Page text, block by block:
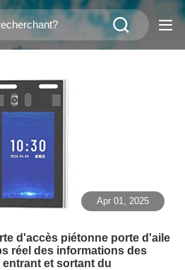
Apr 01, 2025
d'accès piétonne porte d'aile
réel des informations des
et sortant du